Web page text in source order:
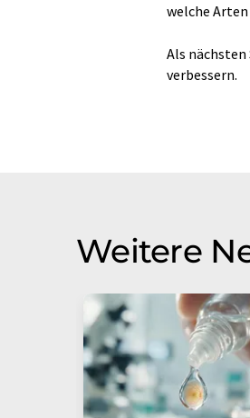
welche
Als nächsten
verbessern.
Weitere